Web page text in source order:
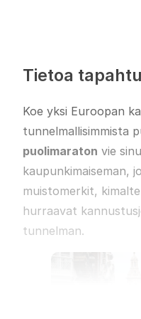
Tietoa
Koe yksi Euroopan
tunnelmallisimmista
puolimaraton vie
kaupunkimaiseman,
muistomerkit,
hurraavat
tunnelman.